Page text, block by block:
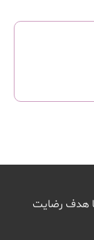
هدف رضایت